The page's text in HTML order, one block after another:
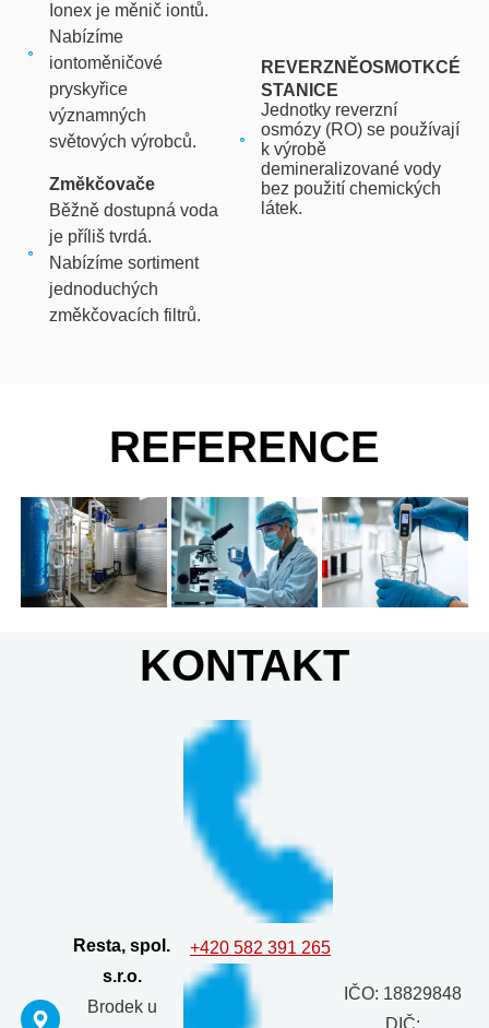
Ionex je měnič iontů.
Nabízíme
iontoměničové
pryskyřice
významných
světových výrobců.
REVERZNĚOSMOTKCÉ
STANICE
Jednotky reverzní
osmózy (RO) se používají
k výrobě
demineralizované vody
bez použití chemických
látek.
Změkčovače
Běžně dostupná voda
je příliš tvrdá.
Nabízíme sortiment
jednoduchých
změkčovacích filtrů.
REFERENCE
KONTAKT
Resta, spol.
s.r.o.
Brodek u
+420 582 391 265
IČO: 18829848
DIČ: